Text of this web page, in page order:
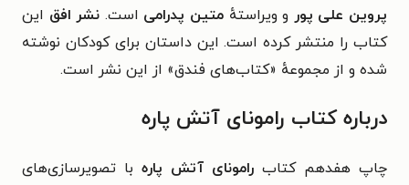
پروین علی پور و ویراستهٔ متین پدرامی است. نشر افق این
کتاب را منتشر کرده است. این داستان برای کودکان نوشته
شده و از مجموعهٔ «کتاب‌های فندق» از این نشر است.
درباره کتاب رامونای آتش پاره
چاپ هفدهم کتاب رامونای آتش پاره با تصویرسازی‌های